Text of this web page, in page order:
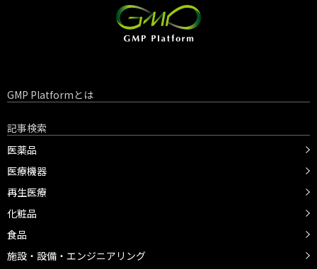
GMP Platformとは
記事検索
医薬品
医療機器
再生医療
化粧品
食品
施設・設備・エンジニアリング